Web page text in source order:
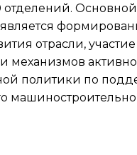
отделений.
отрасли, участие
механизмов
политики по